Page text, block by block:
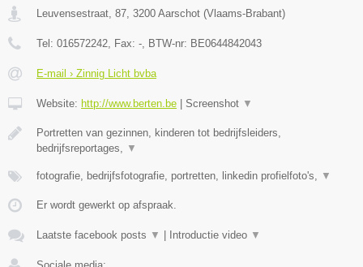
Leuvensestraat, 87 3200 Aarschot (Vlaams-Brabant)
Tel: 016572242 , Fax: - , BTW-nr: BE0644842043
E-mail › Zinnig Licht bvba
Website: http://www.berten.be | Screenshot ▼
Portretten van gezinnen, kinderen tot bedrijfsleiders,
bedrijfsreportages,
▼
fotografie, bedrijfsfotografie, portretten, linkedin profielfoto's, ▼
Er wordt gewerkt op afspraak.
Laatste facebook posts ▼ | Introductie video ▼